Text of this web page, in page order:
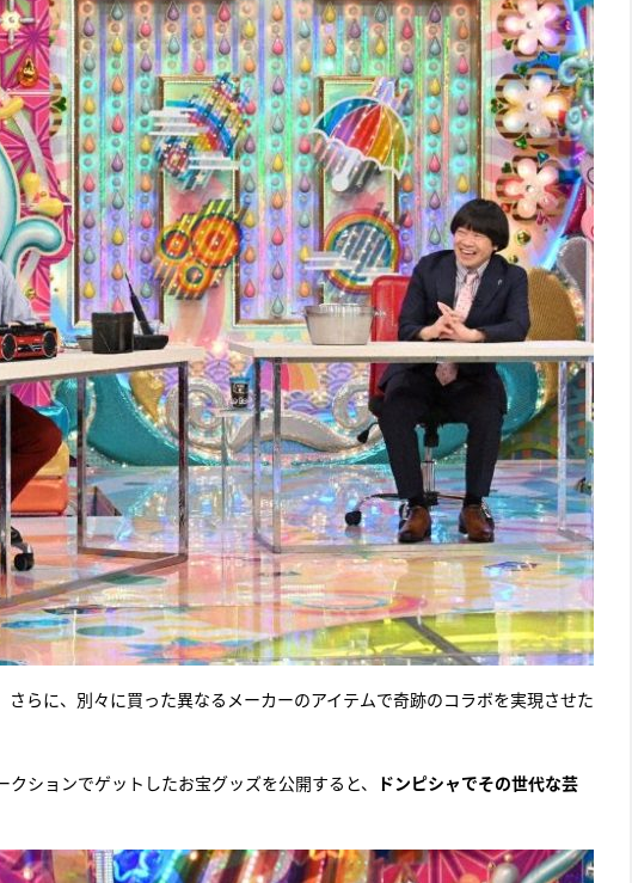
らに、別々に買った異なるメーカーのアイテムで奇跡のコラボを実現させた
ションでゲットしたお宝グッズを公開すると、 ドンピシャでその世代な芸